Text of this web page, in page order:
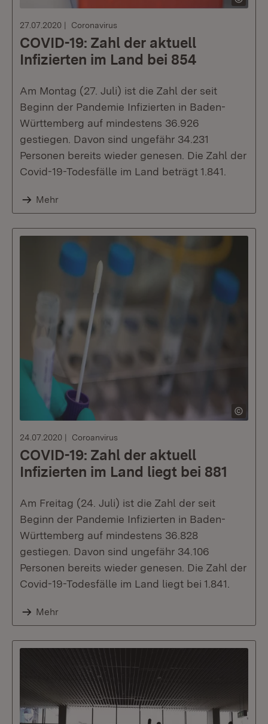
27.07.2020 Coronavirus
COVID-19: Zahl der aktuell
Infizierten im Land bei 854
Am Montag (27. Juli) ist die Zahl der seit
Beginn der Pandemie Infizierten in Baden-
Württemberg auf mindestens 36.926
gestiegen. Davon sind ungefähr 34.231
Personen bereits wieder genesen. Die Zahl der
Covid-19-Todesfälle im Land beträgt 1.841.
Mehr
24.07.2020 Coroanvirus
COVID-19: Zahl der aktuell
Infizierten im Land liegt bei 881
Am Freitag (24. Juli) ist die Zahl der seit
Beginn der Pandemie Infizierten in Baden-
Württemberg auf mindestens 36.828
gestiegen. Davon sind ungefähr 34.106
Personen bereits wieder genesen. Die Zahl der
Covid-19-Todesfälle im Land liegt bei 1.841.
Mehr